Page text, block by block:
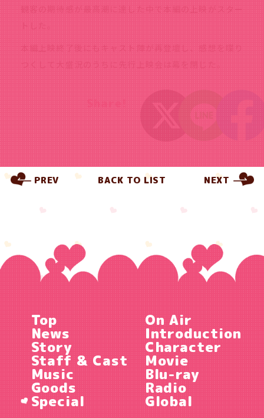
観客の期待感が最高潮に達した中で本編の上映がスター
トした。
本編上映終了後にもキャスト陣が再登壇し、感想を喋り
つくして大盛況のうちに先行上映会は幕を閉じた。
PREV BACK TO LIST NEXT
Top On Air
News Introduction
Story Character
Staff & Cast Movie
Music Blu-ray
Goods Radio
Special Global